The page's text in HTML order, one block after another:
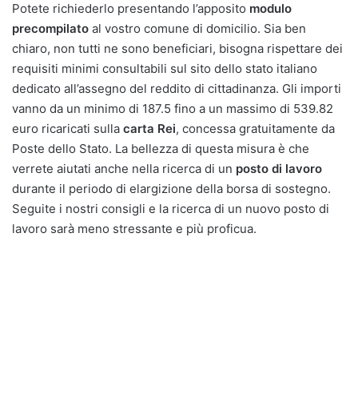
Potete richiederlo presentando l’apposito modulo
precompilato al vostro comune di domicilio. Sia ben
chiaro, non tutti ne sono beneficiari, bisogna rispettare dei
requisiti minimi consultabili sul sito dello stato italiano
dedicato all’assegno del reddito di cittadinanza. Gli importi
vanno da un minimo di 187.5 fino a un massimo di 539.82
euro ricaricati sulla carta Rei, concessa gratuitamente da
Poste dello Stato. La bellezza di questa misura è che
verrete aiutati anche nella ricerca di un posto di lavoro
durante il periodo di elargizione della borsa di sostegno.
Seguite i nostri consigli e la ricerca di un nuovo posto di
lavoro sarà meno stressante e più proficua.